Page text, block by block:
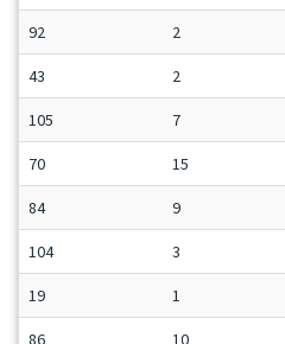
92 2
43 2
105 7
70 15
84 9
104 3
19 1
86 10